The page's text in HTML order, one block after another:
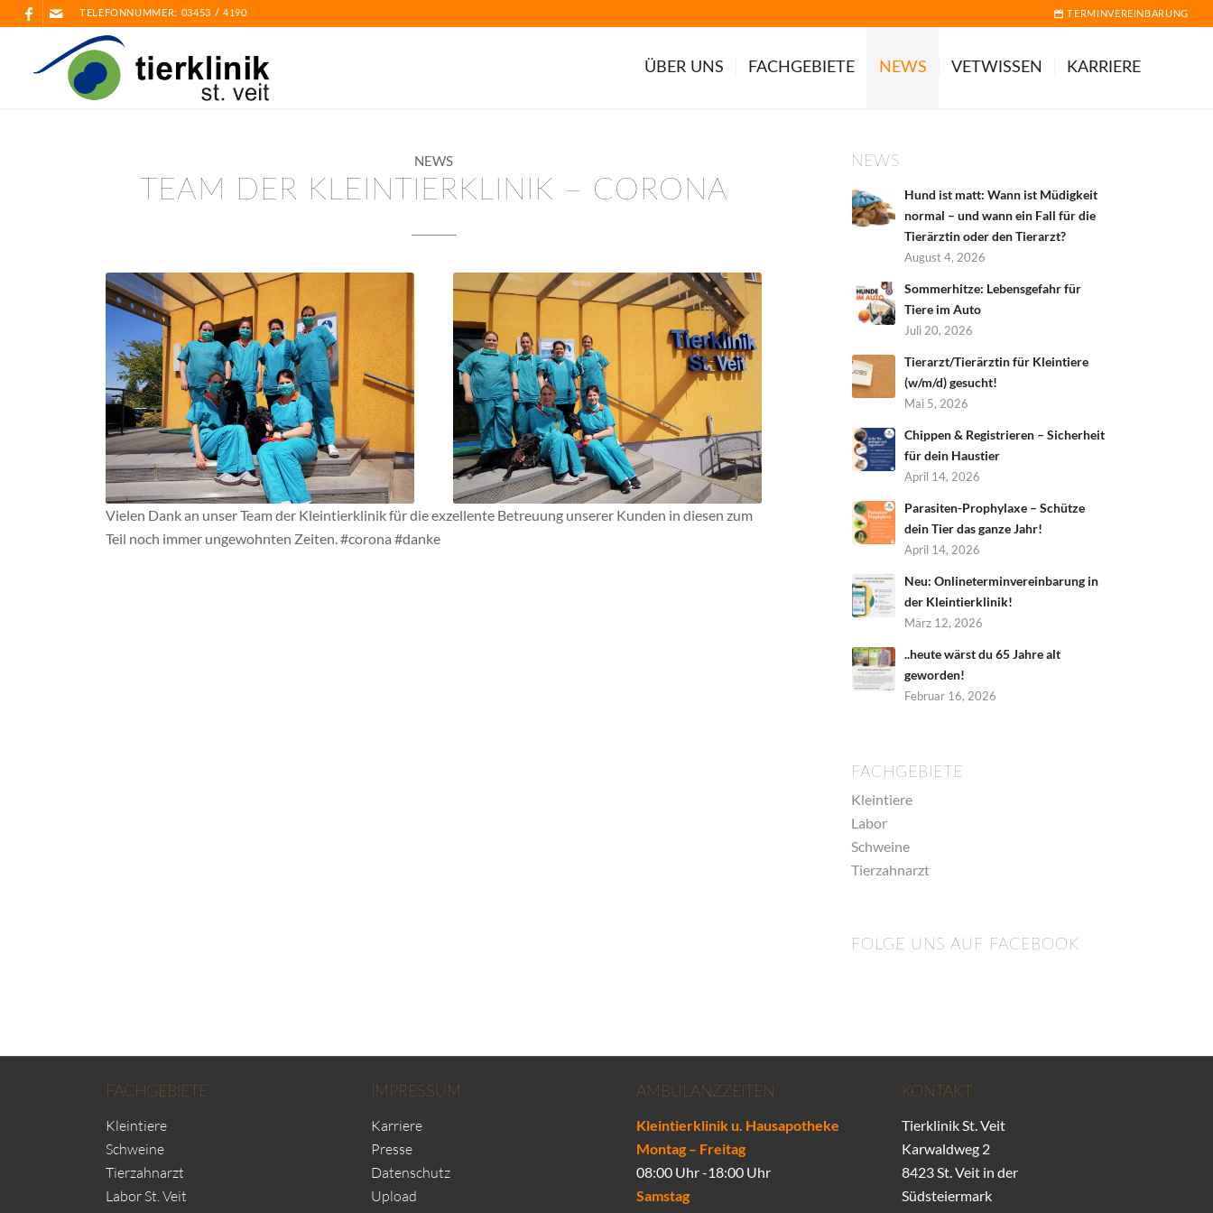
TERMINVEREINBARUNG
TELEFONNUMMER: 03453 / 4190
ÜBER UNS FACHGEBIETE NEWS VETWISSEN KARRIERE
NEWS
TEAM DER KLEINTIERKLINIK – CORONA
Vielen Dank an unser Team der Kleintierklinik für die exzellente Betreuung unserer Kunden in diesen zum
Teil noch immer ungewohnten Zeiten.#corona #danke
NEWS
Hund ist matt: Wann ist Müdigkeit
normal – und wann ein Fall für die
Tierärztin oder den Tierarzt?
August 4, 2026
Sommerhitze: Lebensgefahr für
Tiere im Auto
Juli 20, 2026
Tierarzt/Tierärztin für Kleintiere
(w/m/d) gesucht!
Mai 5, 2026
Chippen & Registrieren – Sicherheit
für dein Haustier
April 14, 2026
Parasiten-Prophylaxe – Schütze
dein Tier das ganze Jahr!
April 14, 2026
Neu: Onlineterminvereinbarung in
der Kleintierklinik!
März 12, 2026
..heute wärst du 65 Jahre alt
geworden!
Februar 16, 2026
FACHGEBIETE
Kleintiere
Labor
Schweine
Tierzahnarzt
FOLGE UNS AUF FACEBOOK
FACHGEBIETE
Kleintiere
Schweine
Tierzahnarzt
Labor St. Veit
IMPRESSUM
Karriere
Presse
Datenschutz
Upload
AMBULANZZEITEN
Kleintierklinik u. Hausapotheke
Montag – Freitag
08:00 Uhr -18:00 Uhr
Samstag
KONTAKT
Tierklinik St. Veit
Karwaldweg 2
8423 St. Veit in der
Südsteiermark